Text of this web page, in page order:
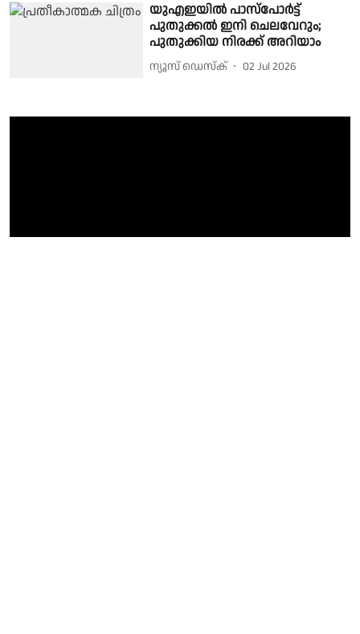
യുഎഇയില്‍ പാസ്പോര്‍ട്ട്
പുതുക്കല്‍ ഇനി ചെലവേറും;
പുതുക്കിയ നിരക്ക് അറിയാം
ന്യൂസ് ഡെസ്ക് 02 Jul 2026